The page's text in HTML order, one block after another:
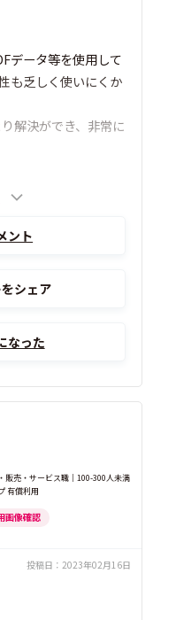
データ等を使用して
も乏しく使いにくか
解決ができ、非常に
ント
シェア
なった
販売・サービス職｜100-300人未満
有償利用
画像確認
投稿日： 2023年02月16日